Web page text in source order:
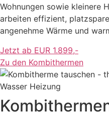
Wohnungen sowie kleinere
arbeiten effizient,
angenehme Wärme und
Jetzt ab EUR 1.899,-
Zu den Kombithermen